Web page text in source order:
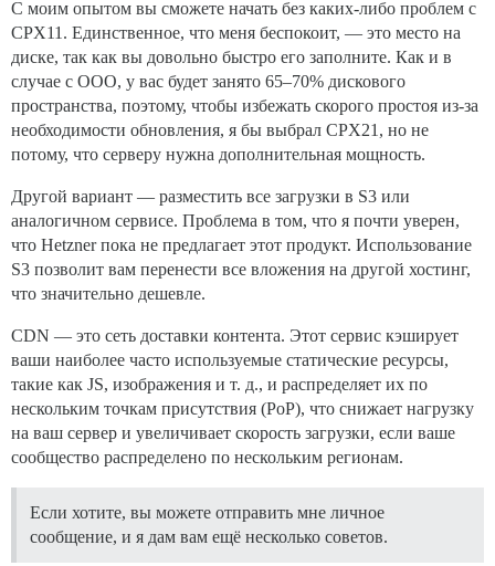
С моим опытом вы сможете начать без каких-либо проблем с
CPX11. Единственное, что меня беспокоит, — это место на
диске, так как вы довольно быстро его заполните. Как и в
случае с OOO, у вас будет занято 65–70% дискового
пространства, поэтому, чтобы избежать скорого простоя из-за
необходимости обновления, я бы выбрал CPX21, но не
потому, что серверу нужна дополнительная мощность.
Другой вариант — разместить все загрузки в S3 или
аналогичном сервисе. Проблема в том, что я почти уверен,
что Hetzner пока не предлагает этот продукт. Использование
S3 позволит вам перенести все вложения на другой хостинг,
что значительно дешевле.
CDN — это сеть доставки контента. Этот сервис кэширует
ваши наиболее часто используемые статические ресурсы,
такие как JS, изображения и т. д., и распределяет их по
нескольким точкам присутствия (PoP), что снижает нагрузку
на ваш сервер и увеличивает скорость загрузки, если ваше
сообщество распределено по нескольким регионам.
Если хотите, вы можете отправить мне личное
сообщение, и я дам вам ещё несколько советов.